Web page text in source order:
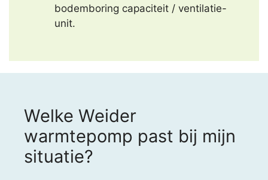
bodemboring capaciteit / ventilatie-
unit.
Welke Weider
warmtepomp past bij mijn
situatie?